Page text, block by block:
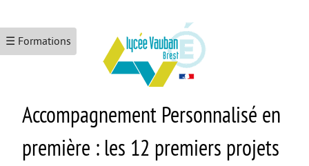
☰ Formations
ACCUEIL
Accompagnement Personnalisé en
première : les 12 premiers projets